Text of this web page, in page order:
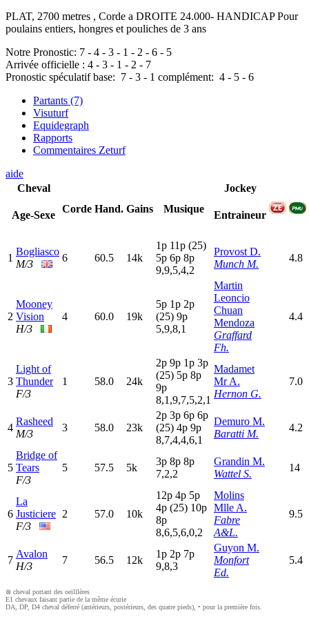
PLAT, 2700 metres , Corde a DROITE 24.000- HANDICAP Pour
poulains entiers, hongres et pouliches de 3 ans
Notre Pronostic: 7 - 4 - 3 - 1 - 2 - 6 - 5
Arrivée officielle : 4 - 3 - 1 - 2 - 7
Pronostic spéculatif base: 7 - 3 - 1 complément: 4 - 5 - 6
Partants (7)
Visuturf
Equidegraph
Rapports
Commentaires Zeturf
aide
Cheval
Age-Sexe
Corde Hand. Gains Musique
Jockey
Entraineur
1
Bogliasco
M/3
6 60.5 14k
1p 11p (25)
5p 6p 8p
9,9,5,4,2
Provost D.
Munch M.
4.8
2
Mooney
Vision
H/3
4 60.0 19k
5p 1p 2p
(25) 9p
5,9,8,1
Martin
Leoncio
Chuan
Mendoza
Graffard
Fh.
4.4
3
Light of
Thunder
F/3
1 58.0 24k
2p 9p 1p 3p
(25) 5p 8p
9p
8,1,9,7,5,2,1
Madamet
Mr A.
Hernon G.
7.0
4
Rasheed
M/3
3 58.0 23k
2p 3p 6p 6p
(25) 4p 9p
8,7,4,4,6,1
Demuro M.
Baratti M.
4.2
5
Bridge of
Tears
F/3
5 57.5 5k
3p 8p 8p
7,2,2
Grandin M.
Wattel S.
14
6
La
Justiciere
F/3
2 57.0 10k
12p 4p 5p
4p (25) 10p
8p
8,6,5,6,0,2
Molins
Mlle A.
Fabre
A&L.
9.5
7
Avalon
H/3
7 56.5 12k
1p 2p 7p
9,8,3
Guyon M.
Monfort
Ed.
5.4
⊗ cheval portant des oeilllères
E1 chevaux faisant partie de la même écurie
DA, DP, D4 cheval déferré (antérieurs, postérieurs, des quatre pieds), • pour la première fois.